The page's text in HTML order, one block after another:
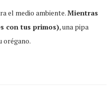
el medio ambiente.Mientras
con tus primos), una pipa
orégano.